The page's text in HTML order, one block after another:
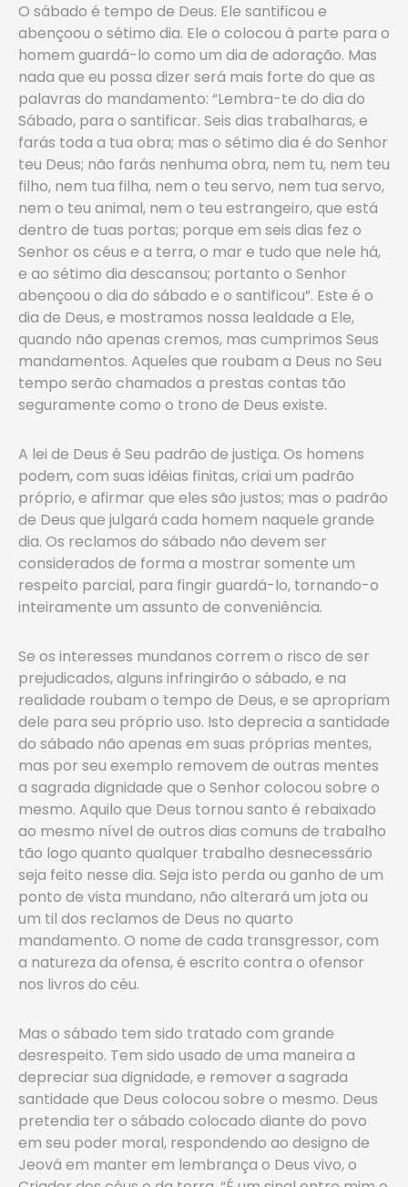
O sábado é tempo de Deus. Ele santificou e
abençoou o sétimo dia. Ele o colocou à parte para o
homem guardá-lo como um dia de adoração. Mas
nada que eu possa dizer será mais forte do que as
palavras do mandamento: “Lembra-te do dia do
Sábado, para o santificar. Seis dias trabalharas, e
farás toda a tua obra; mas o sétimo dia é do Senhor
teu Deus; não farás nenhuma obra, nem tu, nem teu
filho, nem tua filha, nem o teu servo, nem tua servo,
nem o teu animal, nem o teu estrangeiro, que está
dentro de tuas portas; porque em seis dias fez o
Senhor os céus e a terra, o mar e tudo que nele há,
e ao sétimo dia descansou; portanto o Senhor
abençoou o dia do sábado e o santificou”. Este é o
dia de Deus, e mostramos nossa lealdade a Ele,
quando não apenas cremos, mas cumprimos Seus
mandamentos. Aqueles que roubam a Deus no Seu
tempo serão chamados a prestas contas tão
seguramente como o trono de Deus existe.
A lei de Deus é Seu padrão de justiça. Os homens
podem, com suas idéias finitas, criai um padrão
próprio, e afirmar que eles são justos; mas o padrão
de Deus que julgará cada homem naquele grande
dia. Os reclamos do sábado não devem ser
considerados de forma a mostrar somente um
respeito parcial, para fingir guardá-lo, tornando-o
inteiramente um assunto de conveniência.
Se os interesses mundanos correm o risco de ser
prejudicados, alguns infringirão o sábado, e na
realidade roubam o tempo de Deus, e se apropriam
dele para seu próprio uso. Isto deprecia a santidade
do sábado não apenas em suas próprias mentes,
mas por seu exemplo removem de outras mentes
a sagrada dignidade que o Senhor colocou sobre o
mesmo. Aquilo que Deus tornou santo é rebaixado
ao mesmo nível de outros dias comuns de trabalho
tão logo quanto qualquer trabalho desnecessário
seja feito nesse dia. Seja isto perda ou ganho de um
ponto de vista mundano, não alterará um jota ou
um til dos reclamos de Deus no quarto
mandamento. O nome de cada transgressor, com
a natureza da ofensa, é escrito contra o ofensor
nos livros do céu.
Mas o sábado tem sido tratado com grande
desrespeito. Tem sido usado de uma maneira a
depreciar sua dignidade, e remover a sagrada
santidade que Deus colocou sobre o mesmo. Deus
pretendia ter o sábado colocado diante do povo
em seu poder moral, respondendo ao designo de
Jeová em manter em lembrança o Deus vivo, o